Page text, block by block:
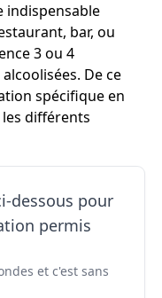
indispensable
bar, ou
3 ou 4
De ce
spécifique en
différents
dessous pour
permis
et c'est sans